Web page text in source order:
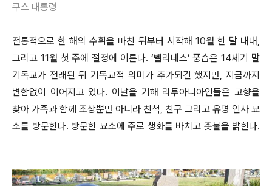
쿠스 대통령
전통적으로 한 해의 수확을 마친 뒤부터 시작해 10월 한 달 내내,
그리고 11월 첫 주에 절정에 이른다. ‘벨리네스’ 풍습은 14세기 말
기독교가 전래된 뒤 기독교적 의미가 추가되긴 했지만, 지금까지
변함없이 이어지고 있다. 이날을 기해 리투아니아인들은 고향을
찾아 가족과 함께 조상뿐만 아니라 친척, 친구 그리고 유명 인사 묘
소를 방문한다. 방문한 묘소에 주로 생화를 바치고 촛불을 밝힌다.